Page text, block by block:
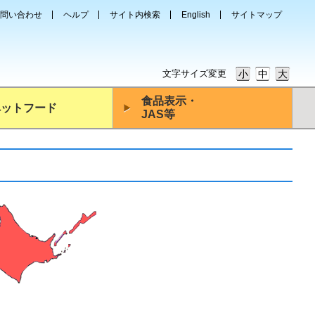
い合わせ ヘルプ サイト内検索 English サイトマップ
文字サイズ変更 小 中 大
トフード
食品表示・
JAS等